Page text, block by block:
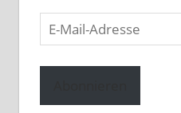
E-
Mail-
Adresse